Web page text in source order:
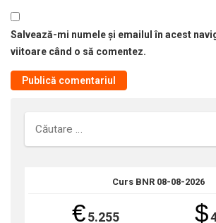
Salvează-mi numele și emailul în acest
viitoare când o să comentez.
Curs BNR 08-08-2026
€5.255 $